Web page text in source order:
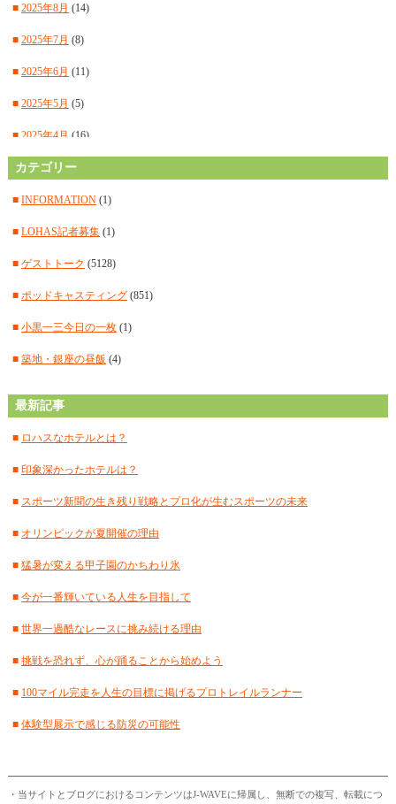
■ 2025年8月 (14)
■ 2025年7月 (8)
■ 2025年6月 (11)
■ 2025年5月 (5)
■ 2025年4月 (16)
■2025年3月(14)
■ 2025年2月(15)
■ 2025年1月(12)
■ 2024年12月(14)
■ 2024年11月 (14)
■ 2024年10月(11)
■ 2024年9月(12)
■2024年7月(18)
カテゴリー
■ INFORMATION(1)
■ LOHAS記者募集(1)
■ ゲストトーク (5128)
■ ポッドキャスティング(851)
■ 小黒一三今日の一枚(1)
■ 築地・銀座の昼飯 (4)
最新記事
■ ロハスなホテルとは？
■ 印象深かったホテルは？
■ スポーツ新聞の生き残り戦略とプロ化が生むスポーツの未来
■ オリンピックが夏開催の理由
■ 猛暑が変える甲子園のかちわり氷
■ 今が一番輝いている人生を目指して
■ 世界一過酷なレースに挑み続ける理由
■ 挑戦を恐れず、心が踊ることから始めよう
■ 100マイル完走を人生の目標に掲げるプロトレイルランナー
■ 体験型展示で感じる防災の可能性
・当サイトとブログにおけるコンテンツはJ-WAVEに帰属し、無断での複写、転載につ